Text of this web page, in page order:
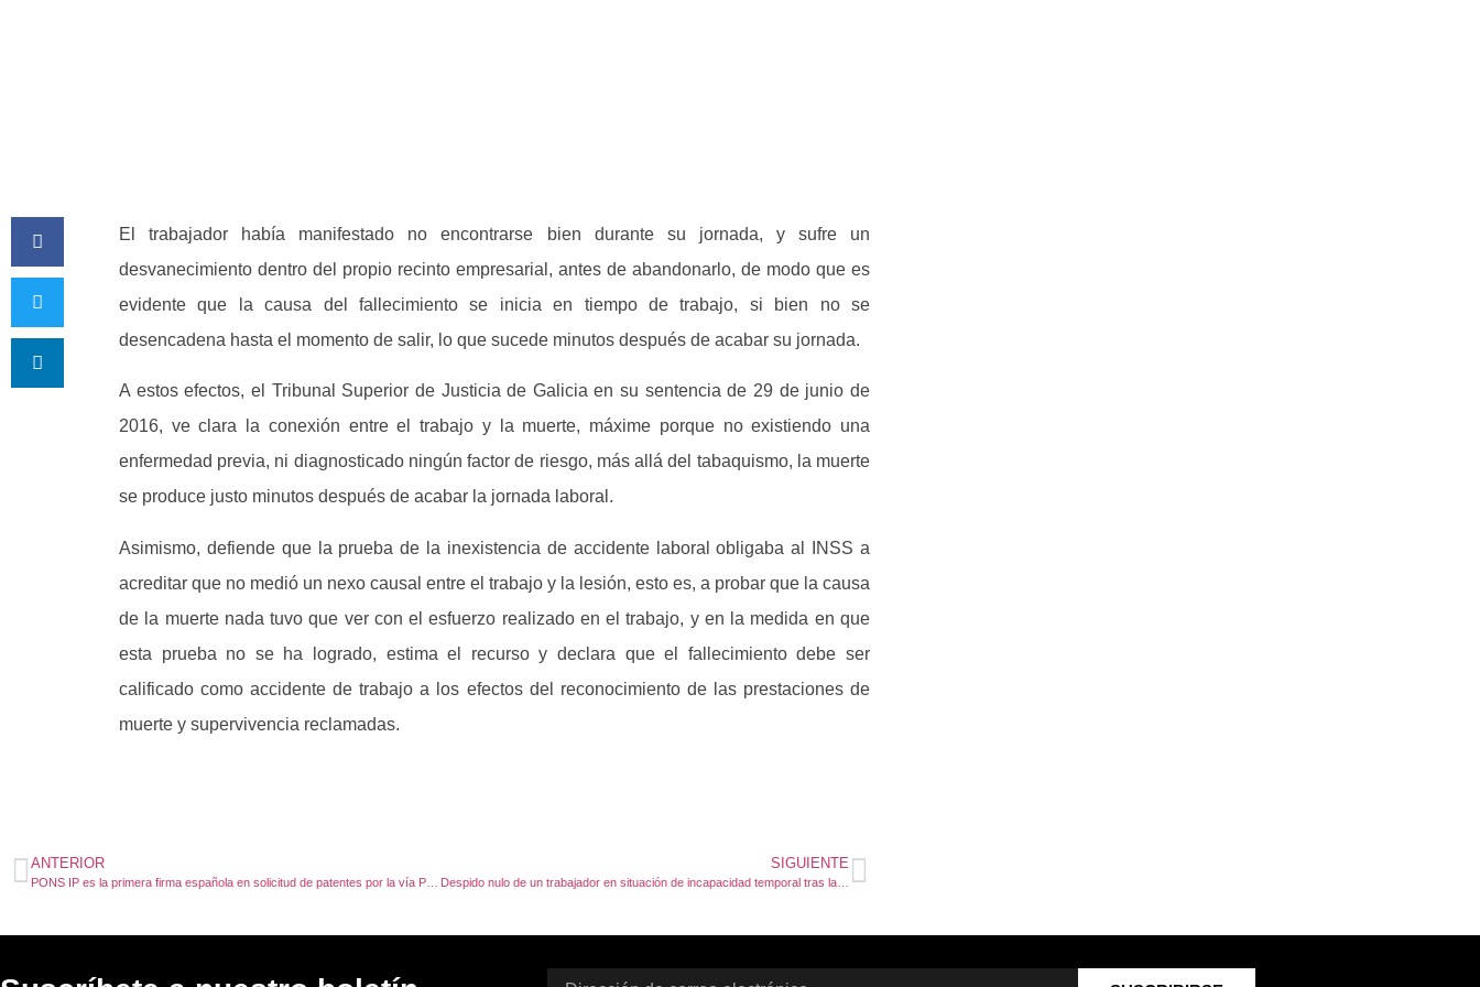
El trabajador había manifestado no encontrarse bien durante su jornada, y sufre un
desvanecimiento dentro del propio recinto empresarial, antes de abandonarlo, de modo que es
evidente que la causa del fallecimiento se inicia en tiempo de trabajo, si bien no se
desencadena hasta el momento de salir, lo que sucede minutos después de acabar su jornada.
A estos efectos, el Tribunal Superior de Justicia de Galicia en su sentencia de 29 de junio de
2016, ve clara la conexión entre el trabajo y la muerte, máxime porque no existiendo una
enfermedad previa, ni diagnosticado ningún factor de riesgo, más allá del tabaquismo, la muerte
se produce justo minutos después de acabar la jornada laboral.
Asimismo, defiende que la prueba de la inexistencia de accidente laboral obligaba al INSS a
acreditar que no medió un nexo causal entre el trabajo y la lesión, esto es, a probar que la causa
de la muerte nada tuvo que ver con el esfuerzo realizado en el trabajo, y en la medida en que
esta prueba no se ha logrado, estima el recurso y declara que el fallecimiento debe ser
calificado como accidente de trabajo a los efectos del reconocimiento de las prestaciones de
muerte y supervivencia reclamadas.
ANTERIOR SIGUIENTE
Despido nulo de un trabajador en situación de incapacidad temporal tras la sentencia del Tribunal de Justicia de la Unión Europea.